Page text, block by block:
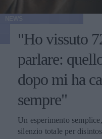
"Ho vissuto
parlare:
dopo mi ha
sempre"
Un esperimento
silenzio totale per